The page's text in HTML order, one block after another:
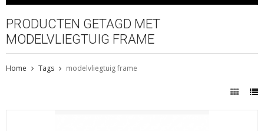
PRODUCTEN GETAGD MET
MODELVLIEGTUIG FRAME
Home Tags modelvliegtuig frame